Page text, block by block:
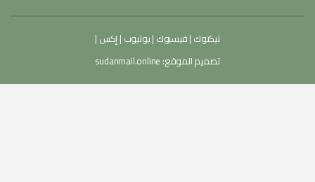
تيكتوك |فيسبوك |يوتيوب | إكس |
تصميم الموقع: sudanmail.online